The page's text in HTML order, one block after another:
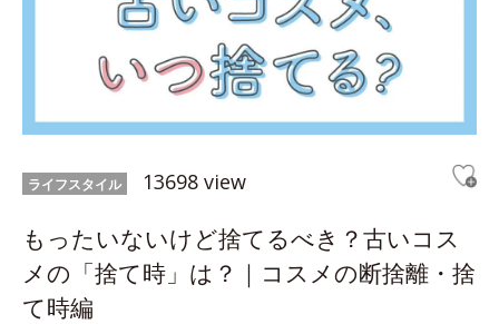
ライフスタイル 13698 view
もったいないけど捨てるべき？古いコス
メの「捨て時」は？｜コスメの断捨離・捨
て時編